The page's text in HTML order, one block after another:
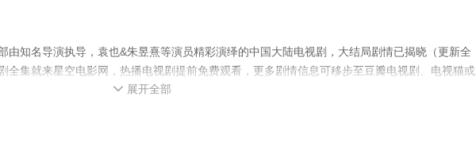
由知名导演执导，袁也&朱昱熹等演员精彩演绎的中国大陆电视剧，大结局剧情已揭晓（更新全
全集就来星空电影网，热播电视剧提前免费观看，更多剧情信息可移步至豆瓣电视剧、电视猫或
 展开全部